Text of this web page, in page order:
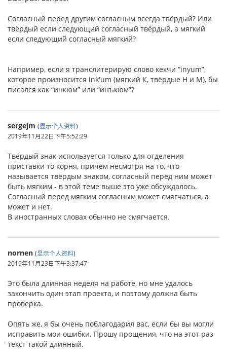
Согласный перед другим согласным всегда твёрдый? Или
твёрдый если следующий согласный твёрдый, а мягкий
если следующий согласный мягкий?
Например, если я транслитерирую слово кекчи “inyum”,
которое произносится ink'um (мягкий К, твёрдые Н и М), бы
писался как “инкюм” или “инъкюм”?
sergejm (显示个人资料)
2019年11月22日下午5:52:29
Твёрдый знак используется только для отделения
приставки то корня, причём несмотря на то, что
называется твёрдым знаком, согласный перед ним может
быть мягким - в этой теме выше это уже обсуждалось.
Согласный перед мягким согласным может смягчаться, а
может и нет.
В иностранных словах обычно не смягчается.
nornen (显示个人资料)
2019年11月23日下午3:37:47
Это была длинная неделя на работе, но мне удалось
закончить один этап проекта, и поэтому должна быть
проверка.
Опять же, я бы очень поблагодарил вас, если бы вы могли
исправить мои ошибки. Прошу прощения, что на этот раз
текст такой длинный.